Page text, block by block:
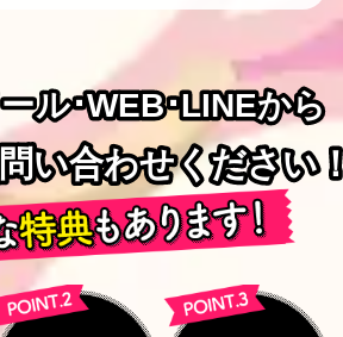
ル･WEB･LINEから
ル･WEB･LINEから
い合わせください
い合わせください